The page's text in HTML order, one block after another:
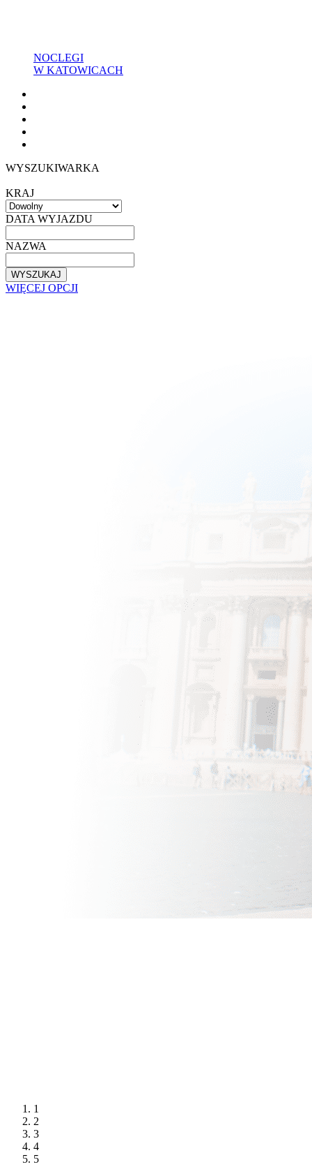
NOCLEGI
W KATOWICACH
WYSZUKIWARKA
KRAJ
DATA WYJAZDU
NAZWA
WYSZUKAJ
WIĘCEJ OPCJI
1
2
3
4
5